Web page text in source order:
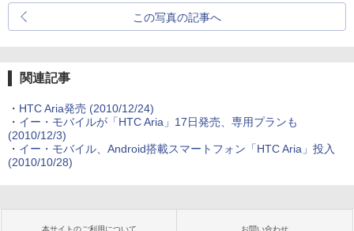
この写真の記事へ
関連記事
・ HTC Aria発売 (2010/12/24)
・ イー・モバイルが「HTC Aria」17日発売、専用プランも
(2010/12/3)
・ イー・モバイル、Android搭載スマートフォン「HTC Aria」投入
(2010/10/28)
本サイトのご利用について お問い合わせ